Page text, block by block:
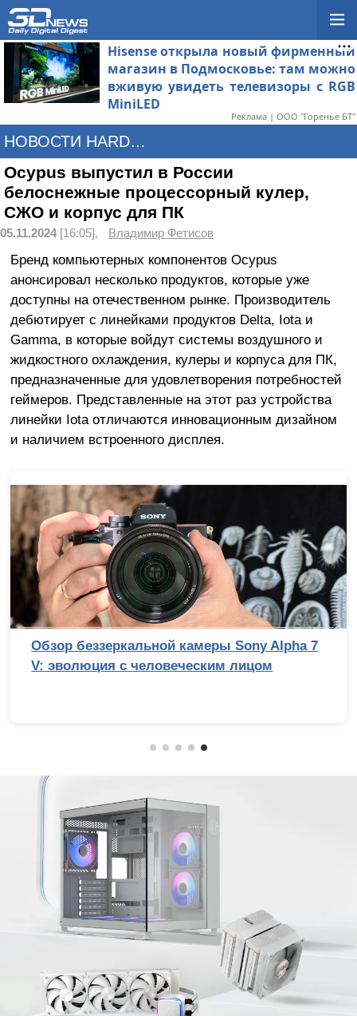
Hisense открыла новый фирменный
магазин в Подмосковье: там можно
вживую увидеть телевизоры с RGB
MiniLED
Реклама | ООО "Горенье БТ"
НОВОСТИ HARDWARE
Ocypus выпустил в России
белоснежные процессорный кулер,
СЖО и корпус для ПК
05.11.2024[16:05], Владимир Фетисов
Бренд компьютерных компонентов Ocypus
анонсировал несколько продуктов, которые уже
доступны на отечественном рынке. Производитель
дебютирует с линейками продуктов Delta, Iota и
Gamma, в которые войдут системы воздушного и
жидкостного охлаждения, кулеры и корпуса для ПК,
предназначенные для удовлетворения потребностей
геймеров. Представленные на этот раз устройства
линейки Iota отличаются инновационным дизайном
и наличием встроенного дисплея.
Лучший процессор под DDR4 в 2026 году:
AM4 против LGA 1700